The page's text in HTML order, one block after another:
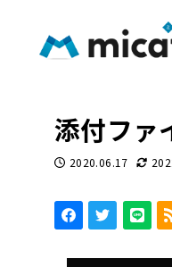
添付ファ
投稿日
2020.06.17
更新日